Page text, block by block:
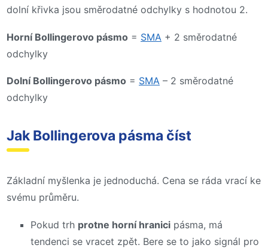
dolní křivka jsou směrodatné odchylky s hodnotou 2.
Horní Bollingerovo pásmo = SMA + 2 směrodatné
odchylky
Dolní Bollingerovo pásmo = SMA – 2 směrodatné
odchylky
Jak Bollingerova pásma číst
Základní myšlenka je jednoduchá. Cena se ráda vrací ke
svému průměru.
Pokud trh protne horní hranici pásma, má
tendenci se vracet zpět. Bere se to jako signál pro